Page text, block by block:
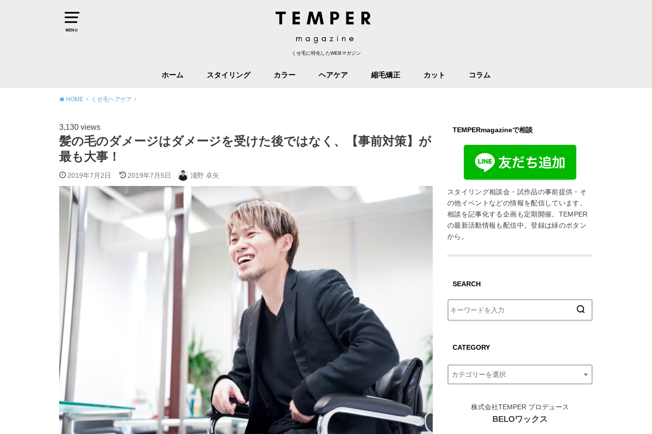
MENU
くせ毛に特化したWEBマガジン
ホーム スタイリング カラー ヘアケア 縮毛矯正 カット コラム
HOME くせ毛ヘアケア
3,130 views
髪の毛のダメージはダメージを受けた後ではなく、【事前対策】が
最も大事！
2019年7月2日 2019年7月5日 淺野 卓矢
TEMPERmagazineで相談
スタイリング相談会・試作品の事前提供・そ
の他イベントなどの情報を配信しています。
相談を記事化する企画も定期開催。TEMPER
の最新活動情報も配信中。登録は緑のボタン
から。
SEARCH
CATEGORY
株式会社TEMPER プロデュース
BELOワックス